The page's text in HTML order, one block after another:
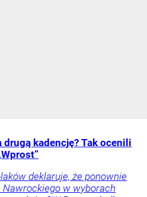
kadencję? Tak ocenili
deklaruje, że ponownie
Nawrockiego w wyborach